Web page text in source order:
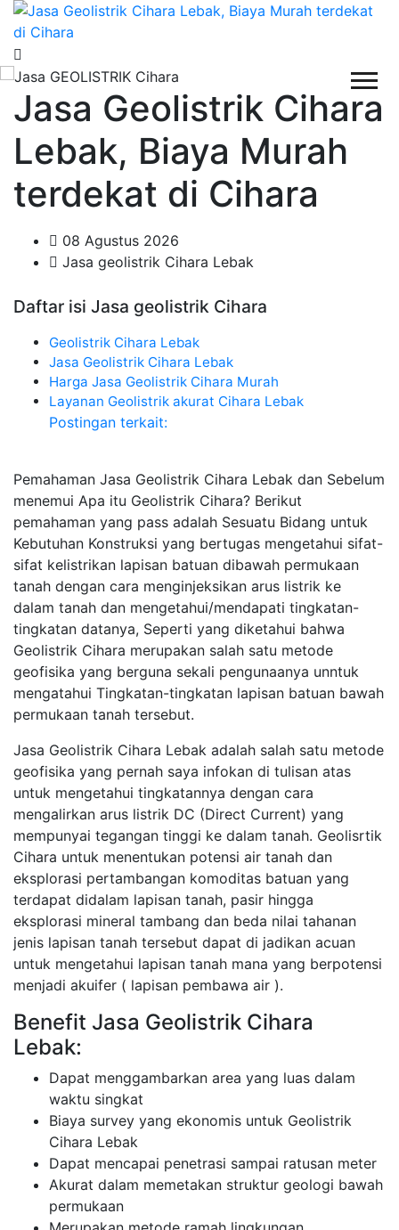
Jasa Geolistrik Cihara
Lebak, Biaya Murah
terdekat di Cihara
08 Agustus 2026
Jasa geolistrik Cihara Lebak
Daftar isi Jasa geolistrik Cihara
Geolistrik Cihara Lebak
Jasa Geolistrik Cihara Lebak
Harga Jasa Geolistrik Cihara Murah
Layanan Geolistrik akurat Cihara Lebak
Postingan terkait:
Pemahaman Jasa Geolistrik Cihara Lebak dan Sebelum
menemui Apa itu Geolistrik Cihara? Berikut
pemahaman yang pass adalah Sesuatu Bidang untuk
Kebutuhan Konstruksi yang bertugas mengetahui sifat-
sifat kelistrikan lapisan batuan dibawah permukaan
tanah dengan cara menginjeksikan arus listrik ke
dalam tanah dan mengetahui/mendapati tingkatan-
tingkatan datanya, Seperti yang diketahui bahwa
Geolistrik Cihara merupakan salah satu metode
geofisika yang berguna sekali pengunaanya unntuk
mengatahui Tingkatan-tingkatan lapisan batuan bawah
permukaan tanah tersebut.
Jasa Geolistrik Cihara Lebak adalah salah satu metode
geofisika yang pernah saya infokan di tulisan atas
untuk mengetahui tingkatannya dengan cara
mengalirkan arus listrik DC (Direct Current) yang
mempunyai tegangan tinggi ke dalam tanah. Geolisrtik
Cihara untuk menentukan potensi air tanah dan
eksplorasi pertambangan komoditas batuan yang
terdapat didalam lapisan tanah, pasir hingga
eksplorasi mineral tambang dan beda nilai tahanan
jenis lapisan tanah tersebut dapat di jadikan acuan
untuk mengetahui lapisan tanah mana yang berpotensi
menjadi akuifer ( lapisan pembawa air ).
Benefit Jasa Geolistrik Cihara
Lebak:
Dapat menggambarkan area yang luas dalam
waktu singkat
Biaya survey yang ekonomis untuk Geolistrik
Cihara Lebak
Dapat mencapai penetrasi sampai ratusan meter
Akurat dalam memetakan struktur geologi bawah
permukaan